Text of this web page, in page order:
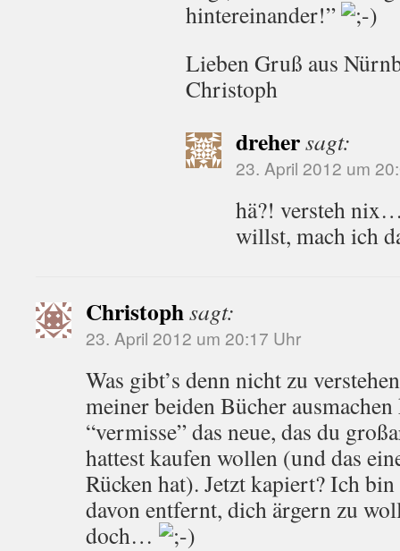
hintereinander!”
Lieben Gruß aus
Christoph
drehersagt:
23. April 2012 um
hä?! versteh
willst, mach ich
Christophsagt:
23. April 2012 um 20:17 Uhr
Was gibt’s denn nicht zu
meiner beiden Bücher
“vermisse” das neue, das du
hattest kaufen wollen (und das
Rücken hat). Jetzt kapiert? Ich
davon entfernt, dich ärgern zu
doch…